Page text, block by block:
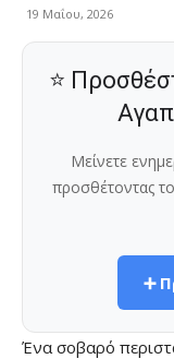
19 Μαΐου, 2026
⭐
Μείνετε
προσθέτοντας
➕
Ένα σοβαρό